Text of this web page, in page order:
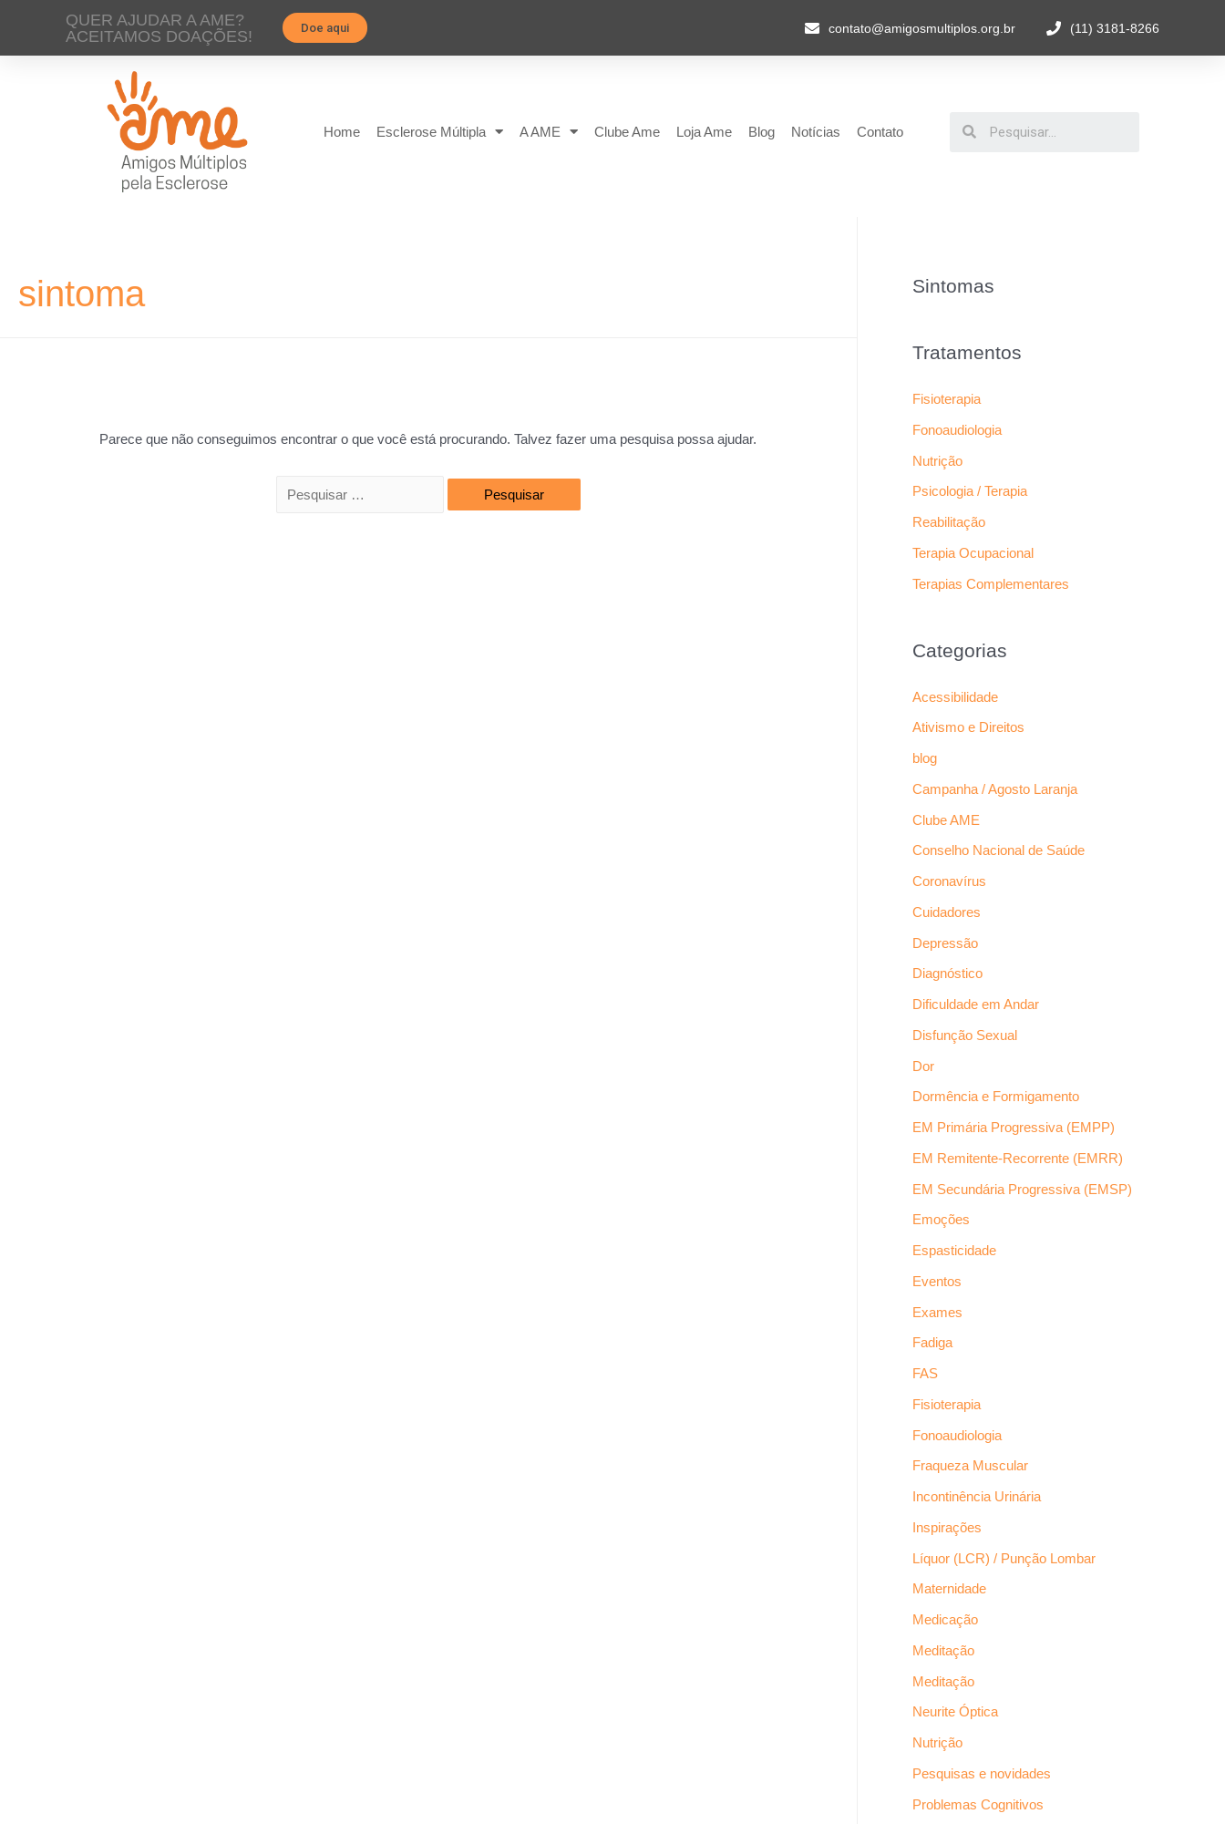
QUER AJUDAR A AME?
ACEITAMOS DOAÇÕES!
Doe aqui contato@amigosmultiplos.org.br (11) 3181-8266
Home Esclerose Múltipla A AME Clube Ame Loja Ame Blog Notícias Contato
sintoma
Parece que não conseguimos encontrar o que você está procurando. Talvez fazer uma pesquisa possa ajudar.
Sintomas
Tratamentos
Fisioterapia
Fonoaudiologia
Nutrição
Psicologia / Terapia
Reabilitação
Terapia Ocupacional
Terapias Complementares
Categorias
Acessibilidade
Ativismo e Direitos
blog
Campanha / Agosto Laranja
Clube AME
Conselho Nacional de Saúde
Coronavírus
Cuidadores
Depressão
Diagnóstico
Dificuldade em Andar
Disfunção Sexual
Dor
Dormência e Formigamento
EM Primária Progressiva (EMPP)
EM Remitente-Recorrente (EMRR)
EM Secundária Progressiva (EMSP)
Emoções
Espasticidade
Eventos
Exames
Fadiga
FAS
Fisioterapia
Fonoaudiologia
Fraqueza Muscular
Incontinência Urinária
Inspirações
Líquor (LCR) / Punção Lombar
Maternidade
Medicação
Meditação
Meditação
Neurite Óptica
Nutrição
Pesquisas e novidades
Problemas Cognitivos